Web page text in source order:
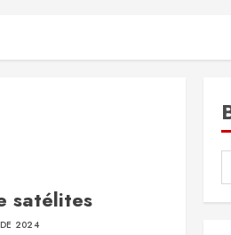
satélites
2024